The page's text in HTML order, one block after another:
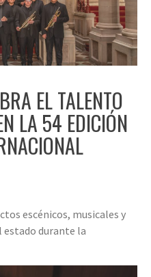
EL TALENTO
LA 54 EDICIÓN
escénicos, musicales y
durante la